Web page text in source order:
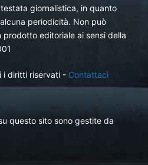
giornalistica, in quanto
periodicità. Non può
editoriale ai sensi della
diritti riservati - Contattaci
questo sito sono gestite da